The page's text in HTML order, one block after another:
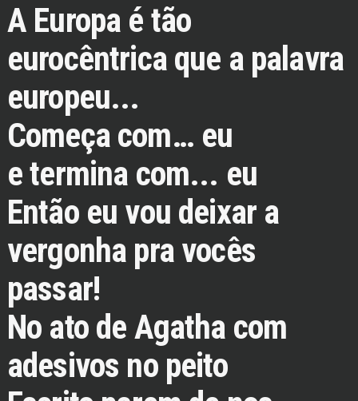
A Europa é tão
eurocêntrica que a palavra
europeu...
Começa com… eu
e termina com... eu
Então eu vou deixar a
vergonha pra vocês
passar!
No ato de Agatha com
adesivos no peito